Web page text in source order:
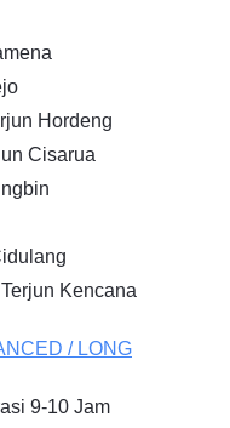
Hordeng
Cisarua
Kencana
/ LONG
9-10 Jam